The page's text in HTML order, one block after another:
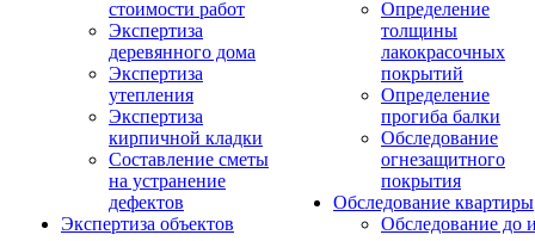
стоимости работ
Экспертиза
деревянного дома
Экспертиза
утепления
Экспертиза
кирпичной кладки
Составление сметы
на устранение
дефектов
Экспертиза объектов
Определение
толщины
лакокрасочных
покрытий
Определение
прогиба балки
Обследование
огнезащитного
покрытия
Обследование квартиры
Обследование до